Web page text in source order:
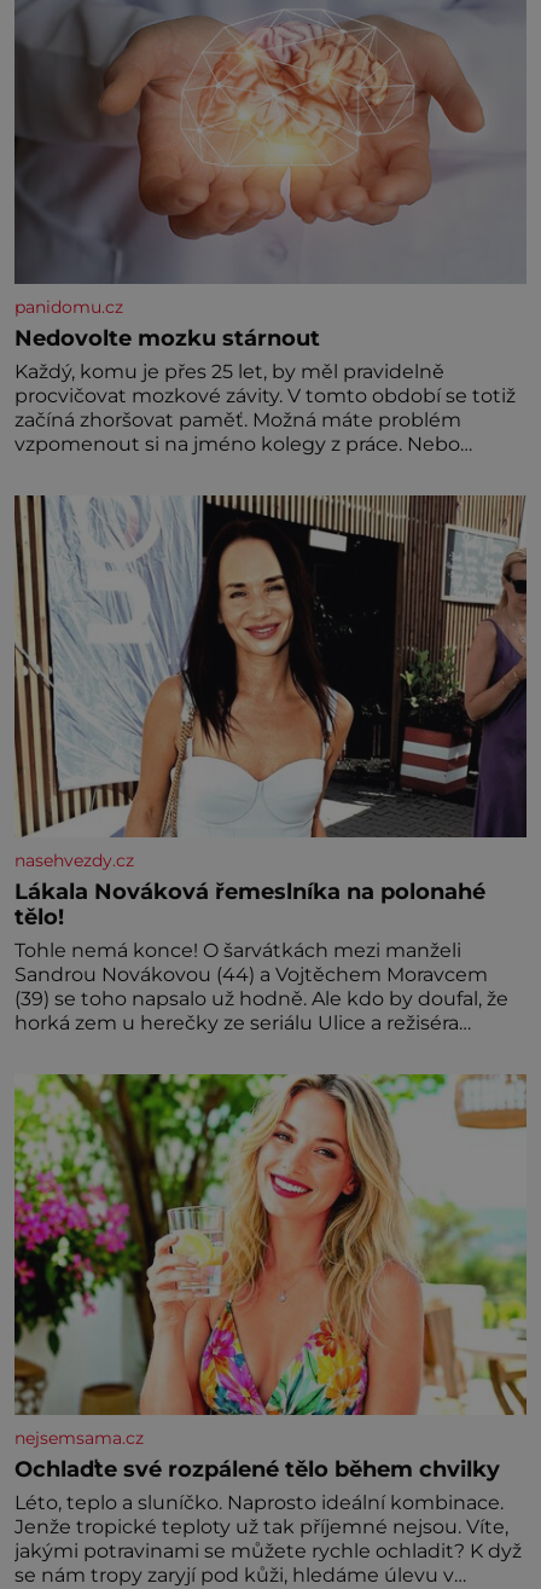
panidomu.cz
Nedovolte mozku stárnout
Každý, komu je přes 25 let, by měl pravidelně
procvičovat mozkové závity. V tomto období se totiž
začíná zhoršovat paměť. Možná máte problém
vzpomenout si na jméno kolegy z práce. Nebo
nedávno přečetli. Je to opravdu tak, s věkem jako
kdyby se paměť rozhodla stávkovat. Cvičte
nasehvezdy.cz
Lákala Nováková řemeslníka na polonahé
tělo!
Tohle nemá konce! O šarvátkách mezi manželi
Sandrou Novákovou (44) a Vojtěchem Moravcem
(39) se toho napsalo už hodně. Ale kdo by doufal, že
horká zem u herečky ze seriálu Ulice a režiséra
nejsemsama.cz
Ochlaďte své rozpálené tělo během chvilky
Léto, teplo a sluníčko. Naprosto ideální kombinace.
Jenže tropické teploty už tak příjemné nejsou. Víte,
jakými potravinami se můžete rychle ochladit? K dyž
se nám tropy zaryjí pod kůži, hledáme úlevu v